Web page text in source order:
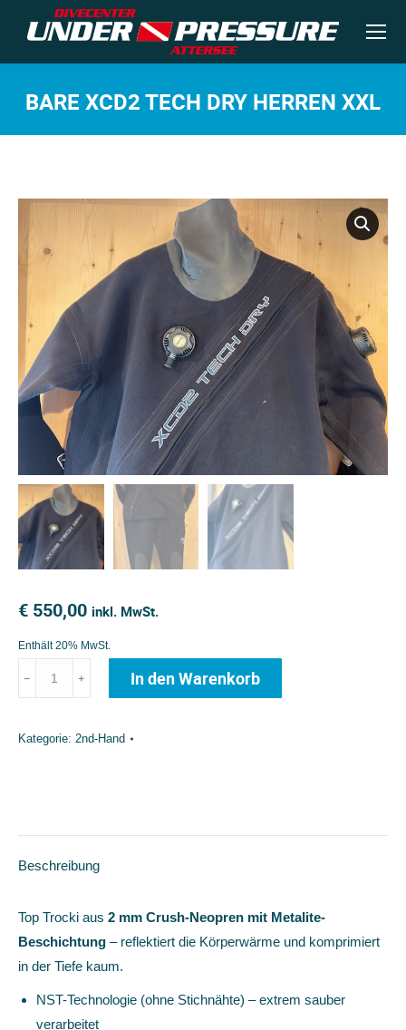
BARE XCD2 TECH DRY HERREN XXL
€ 550,00 inkl. MwSt.
Enthält 20% MwSt.
XCD2
Dry
﹣ ﹢ In den Warenkorb
Kategorie: 2nd-Hand
Beschreibung
Top Trocki aus 2 mm Crush-Neopren mit Metalite-
Beschichtung – reflektiert die Körperwärme und komprimiert
in der Tiefe kaum.
NST-Technologie (ohne Stichnähte) – extrem sauber
verarbeitet